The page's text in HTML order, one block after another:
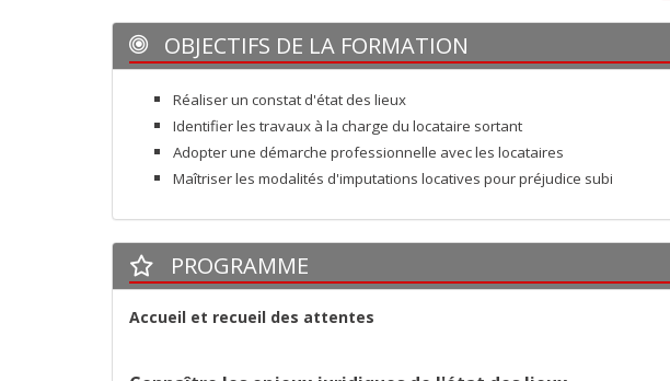
OBJECTIFS DE LA FORMATION
Réaliser un constat d'état des lieux
Identifier les travaux à la charge du locataire sortant
Adopter une démarche professionnelle avec les locataires
Maîtriser les modalités d'imputations locatives pour préjudice subi
PROGRAMME
Accueil et recueil des attentes